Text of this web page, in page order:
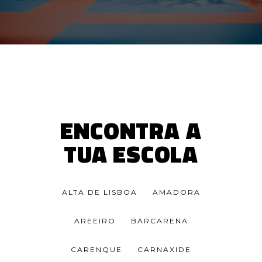
ENCONTRA A
TUA ESCOLA
ALTA DE LISBOA AMADORA
AREEIRO BARCARENA
CARENQUE CARNAXIDE